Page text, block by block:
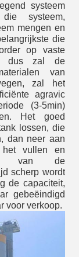
systeem
systeem,
mengen en
die
op vaste
dus zal de
van
zal het
agravic
(3-5min)
Het goed
lossen, die
dan neer aan
het vullen en
van de
scherp wordt
de capaciteit,
gebeëindigd
voor verkoop.